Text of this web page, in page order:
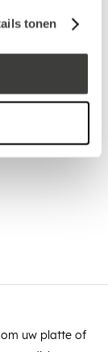
tonen
om uw platte of